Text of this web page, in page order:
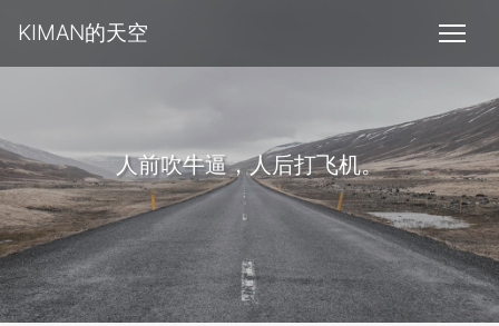
KIMAN的天空
人前吹牛逼，人后打飞机。